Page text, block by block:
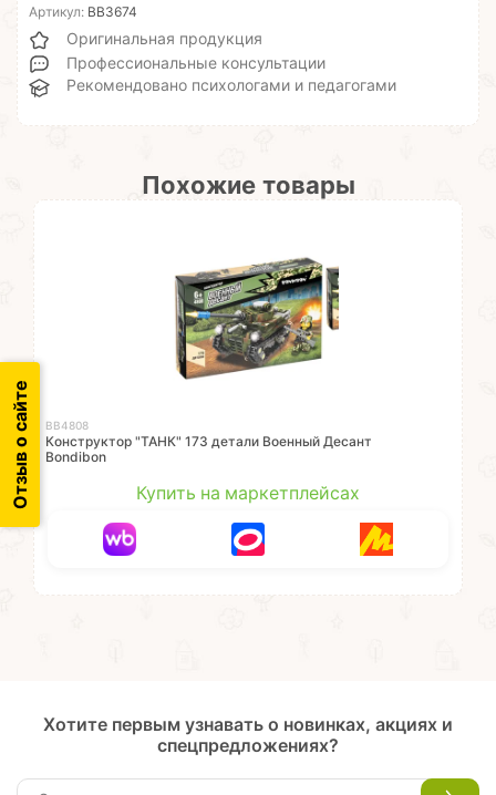
Артикул: ВВ3674
Оригинальная продукция
Профессиональные консультации
Рекомендовано психологами и педагогами
Похожие товары
ВВ4808
Конструктор "ТАНК" 173 детали Военный Десант
Bondibon
Купить на маркетплейсах
Отзыв о сайте
Хотите первым узнавать о новинках, акциях и
спецпредложениях?